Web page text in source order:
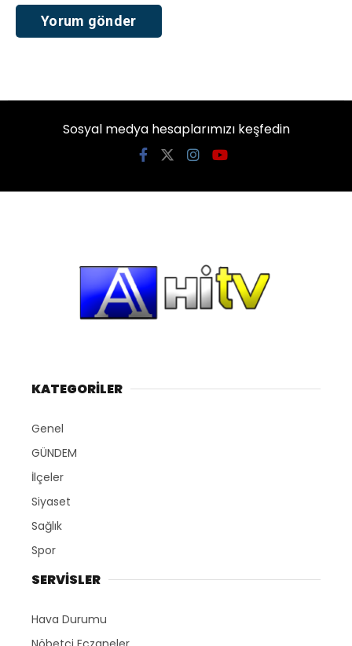
Sosyal medya hesaplarımızı keşfedin
KATEGORİLER
Genel
GÜNDEM
İlçeler
Siyaset
Sağlık
Spor
SERVİSLER
Hava Durumu